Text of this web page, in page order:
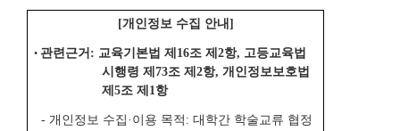
[개인정보 수집 안내]
• 관련근거: 교육기본법 제16조 제2항, 고등교육법
시행령 제73조 제2항, 개인정보보호법
제5조 제1항
- 개인정보 수집·이용 목적: 대학간 학술교류 협정